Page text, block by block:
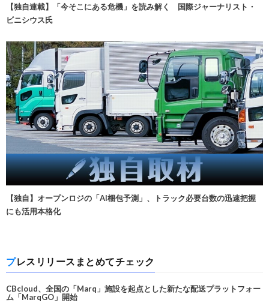
【独自連載】「今そこにある危機」を読み解く 国際ジャーナリスト・
ビニシウス氏
【独自】オープンロジの「AI梱包予測」、トラック必要台数の迅速把握
にも活用本格化
プレスリリースまとめてチェック
CBcloud、全国の「Marq」施設を起点とした新たな配送プラットフォー
ム「MarqGO」開始